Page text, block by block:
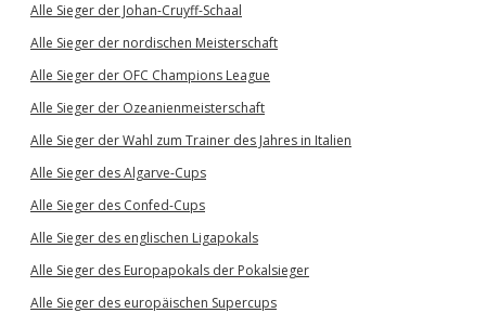
Alle Sieger der Johan-Cruyff-Schaal
Alle Sieger der nordischen Meisterschaft
Alle Sieger der OFC Champions League
Alle Sieger der Ozeanienmeisterschaft
Alle Sieger der Wahl zum Trainer des Jahres in Italien
Alle Sieger des Algarve-Cups
Alle Sieger des Confed-Cups
Alle Sieger des englischen Ligapokals
Alle Sieger des Europapokals der Pokalsieger
Alle Sieger des europäischen Supercups